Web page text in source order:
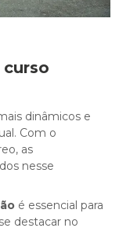
curso
dinâmicos e
Com o
as
nesse
é essencial para
destacar no